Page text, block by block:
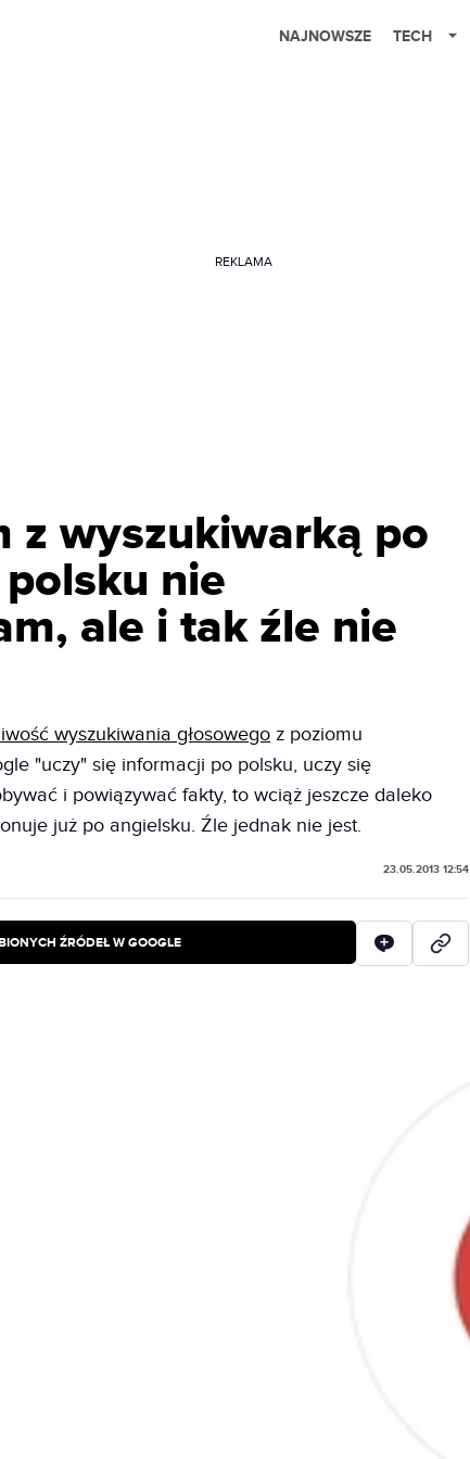
NAJNOWSZE TECH
REKLAMA
z wyszukiwarką po
nie
ale i tak źle nie
wyszukiwania głosowego z poziomu
"uczy" się informacji po polsku, uczy się
i powiązywać fakty, to wciąż jeszcze daleko
już po angielsku. Źle jednak nie jest.
23.05.2013 12:54
ŹRÓDEŁ W GOOGLE